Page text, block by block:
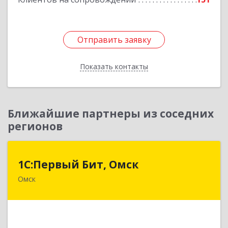
Отправить заявку
Показать контакты
Отправить заявку
Назад
Ближайшие партнеры из соседних
регионов
1С:Первый Бит, Омск
Омск
644099, Омская обл, Омск г, Гагарина ул, дом №